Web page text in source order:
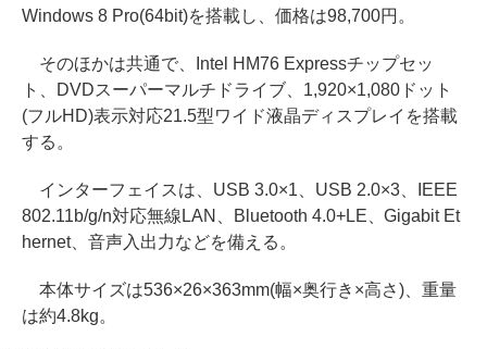
Windows 8 Pro(64bit)を搭載し、価格は98,700円。
そのほかは共通で、Intel HM76 Expressチップセッ
ト、DVDスーパーマルチドライブ、1,920×1,080ドット
(フルHD)表示対応21.5型ワイド液晶ディスプレイを搭載
する。
インターフェイスは、USB 3.0×1、USB 2.0×3、IEEE
802.11b/g/n対応無線LAN、Bluetooth 4.0+LE、Gigabit Et
hernet、音声入出力などを備える。
本体サイズは536×26×363mm(幅×奥行き×高さ)、重量
は約4.8kg。